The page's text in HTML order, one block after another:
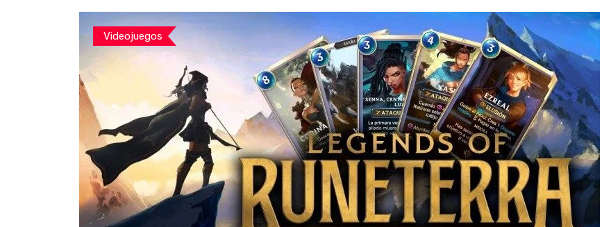
Videojuegos